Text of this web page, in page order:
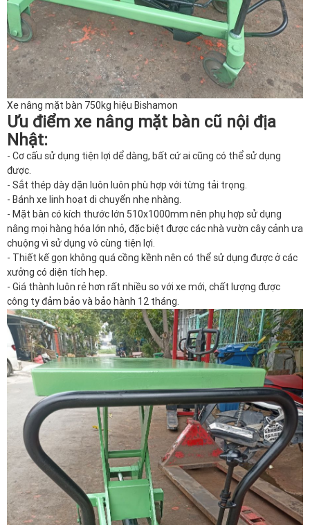
Xe nâng mặt bàn 750kg hiệu Bishamon
Ưu điểm xe nâng mặt bàn cũ nội địa
Nhật:
- Cơ cấu sử dụng tiện lợi dể dàng, bất cứ ai cũng có thể sử dụng
được.
- Sắt thép dày dặn luôn luôn phù hợp với từng tải trọng.
- Bánh xe linh hoạt di chuyển nhẹ nhàng.
- Mặt bàn có kích thước lớn 510x1000mm nên phụ hợp sử dụng
nâng mọi hàng hóa lớn nhỏ, đặc biệt được các nhà vườn cây cảnh ưa
chuộng vì sử dụng vô cùng tiện lợi.
- Thiết kế gọn không quá cồng kềnh nên có thể sử dụng được ở các
xưởng có diện tích hẹp.
- Giá thành luôn rẻ hơn rất nhiều so với xe mới, chất lượng được
công ty đảm bảo và bảo hành 12 tháng.